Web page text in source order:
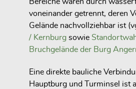
Bereiche waren durch
voneinander getrennt, deren
Gelände nachvollziehbar ist
/ Kernburg sowie
Bruchgelände der Burg
Eine direkte bauliche
Hauptburg und Turminsel ist